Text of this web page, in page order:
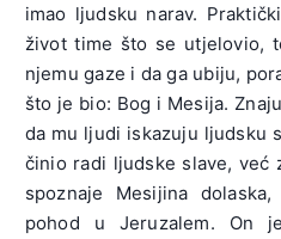
imao ljudsku narav.
život time što se utjelovio,
njemu gaze i da ga ubiju,
što je bio: Bog i Mesija.
da mu ljudi iskazuju ljudsku
činio radi ljudske slave, već
spoznaje Mesijina
pohod u Jeruzalem. On